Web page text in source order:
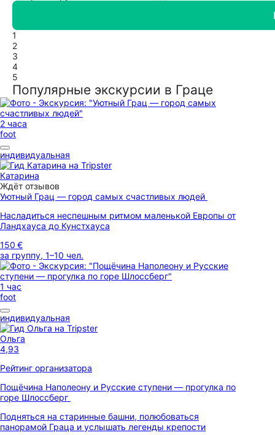
1
2
3
4
5
Популярные экскурсии в Граце
2 часа
foot
индивидуальная
Катарина
Ждёт отзывов
Уютный Грац — город самых счастливых людей
Насладиться неспешным ритмом маленькой Европы от
Ландхауса до Кунстхауса
150 €
за группу, 1–10 чел.
1 час
foot
индивидуальная
Ольга
4,93
Рейтинг организатора
Пощёчина Наполеону и Русские ступени — прогулка по
горе Шлоссберг
Подняться на старинные башни, полюбоваться
панорамой Граца и услышать легенды крепости